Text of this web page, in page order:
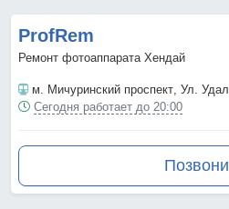
ProfRem
Ремонт фотоаппарата Хендай
м. Мичуринский проспект , Ул.
Сегодня работает до 20:00